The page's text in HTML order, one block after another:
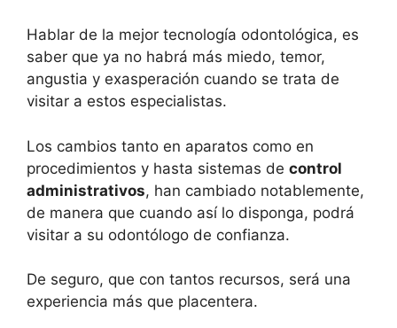
Hablar de la mejor tecnología odontológica, es
saber que ya no habrá más miedo, temor,
angustia y exasperación cuando se trata de
visitar a estos especialistas.
Los cambios tanto en aparatos como en
procedimientos y hasta sistemas de control
administrativos, han cambiado notablemente,
de manera que cuando así lo disponga, podrá
visitar a su odontólogo de confianza.
De seguro, que con tantos recursos, será una
experiencia más que placentera.